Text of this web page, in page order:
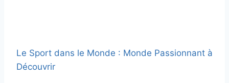
Le Sport dans le Monde : Monde Passionnant à
Découvrir